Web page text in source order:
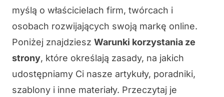
myślą o właścicielach firm, twórcach i
osobach rozwijających swoją markę online.
Poniżej znajdziesz Warunki korzystania ze
strony, które określają zasady, na jakich
udostępniamy Ci nasze artykuły, poradniki,
szablony i inne materiały. Przeczytaj je